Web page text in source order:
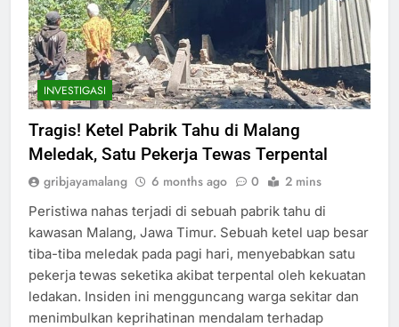
INVESTIGASI
Tragis! Ketel Pabrik Tahu di Malang
Meledak, Satu Pekerja Tewas Terpental
gribjayamalang 6 months ago 0 2 mins
Peristiwa nahas terjadi di sebuah pabrik tahu di
kawasan Malang, Jawa Timur. Sebuah ketel uap besar
tiba-tiba meledak pada pagi hari, menyebabkan satu
pekerja tewas seketika akibat terpental oleh kekuatan
ledakan. Insiden ini mengguncang warga sekitar dan
menimbulkan keprihatinan mendalam terhadap